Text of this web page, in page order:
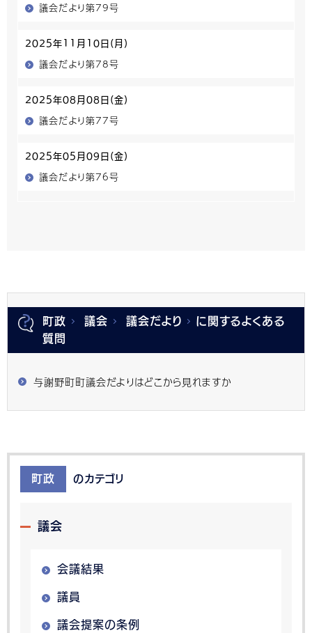
議会だより第79号
2025年11月10日(月)
議会だより第78号
2025年08月08日(金)
議会だより第77号
2025年05月09日(金)
議会だより第76号
町政 議会 議会だより
に関するよくある
質問
与謝野町町議会だよりはどこから見れますか
町政 のカテゴリ
議会
会議結果
議員
議会提案の条例